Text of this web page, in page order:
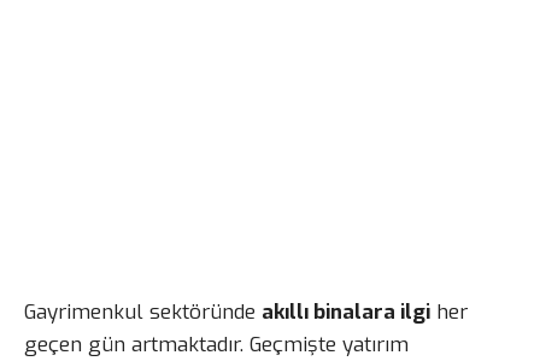
Gayrimenkul sektöründe akıllı binalara ilgi her
geçen gün artmaktadır. Geçmişte yatırım